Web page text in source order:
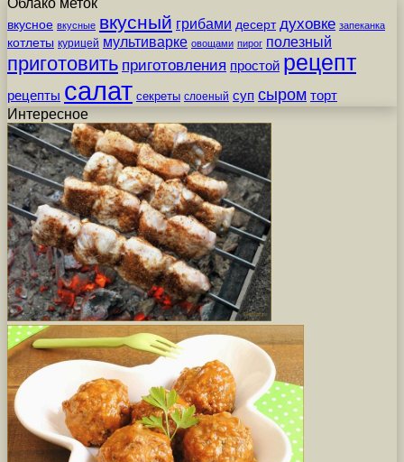
вкусное вкусные вкусный грибами десерт духовке запеканка
котлеты курицей мультиварке овощами пирог полезный
приготовить приготовления простой рецепт
рецепты салат секреты слоеный суп сыром торт
Интересное